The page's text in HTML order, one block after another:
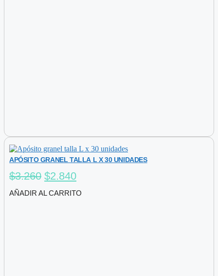
APÓSITO GRANEL TALLA L X 30 UNIDADES
$3.260 El
precio
$2.840El
precio
AÑADIR AL CARRITO